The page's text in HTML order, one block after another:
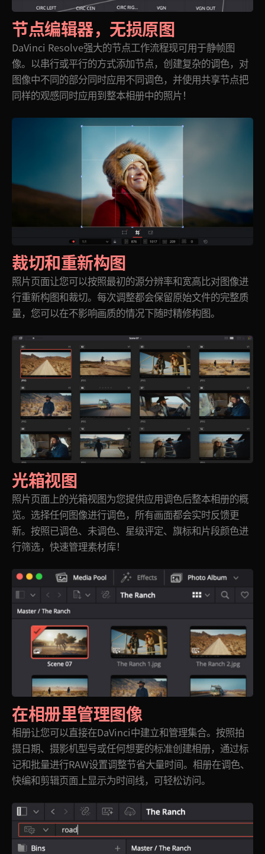
节点编辑器，无损原图
DaVinci Resolve强大的节点工作流程现可用于静帧图
像。以串行或平行的方式添加节点，创建复杂的调色，对
图像中不同的部分同时应用不同调色，并使用共享节点把
同样的观感同时应用到整本相册中的照片！
裁切和重新构图
照片页面让您可以按照最初的源分辨率和宽高比对图像进
行重新构图和裁切。每次调整都会保留原始文件的完整质
量，您可以在不影响画质的情况下随时精修构图。
光箱视图
照片页面上的光箱视图为您提供应用调色后整本相册的概
览。选择任何图像进行调色，所有画面都会实时反馈更
新。按照已调色、未调色、星级评定、旗标和片段颜色进
行筛选，快速管理素材库！
在相册里管理图像
相册让您可以直接在DaVinci中建立和管理集合。按照拍
摄日期、摄影机型号或任何想要的标准创建相册，通过标
记和批量进行RAW设置调整节省大量时间。相册在调色、
快编和剪辑页面上显示为时间线，可轻松访问。